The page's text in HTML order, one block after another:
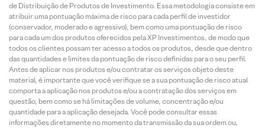
de Distribuição de Produtos de Investimento. Essa metodologia consiste em
atribuir uma pontuação máxima de risco para cada perfil de investidor
(conservador, moderado e agressivo), bem como uma pontuação de risco
para cada um dos produtos oferecidos pela XP Investimentos, de modo que
todos os clientes possam ter acesso a todos os produtos, desde que dentro
das quantidades e limites da pontuação de risco definidas para o seu perfil.
Antes de aplicar nos produtos e/ou contratar os serviços objeto deste
material, é importante que você verifique se a sua pontuação de risco atual
comporta a aplicação nos produtos e/ou a contratação dos serviços em
questão, bem como se há limitações de volume, concentração e/ou
quantidade para a aplicação desejada. Você pode consultar essas
informações diretamente no momento da transmissão da sua ordem ou,